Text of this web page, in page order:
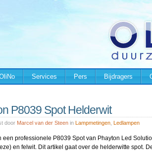
Services Pers Bijdragers
P8039 Spot Helderwit
door Marcel van der Steen in Lampmetingen Ledlampen
een professionele P8039 Spot van Phayton Led
en felwit. Dit artikel gaat over de helderwitte spot.